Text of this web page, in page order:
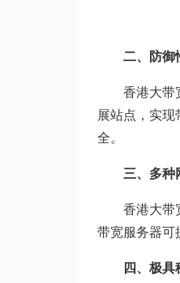
二、防御
香港大带
展站点，实
全。
三、多种
香港大带
带宽服务器可
四、极具